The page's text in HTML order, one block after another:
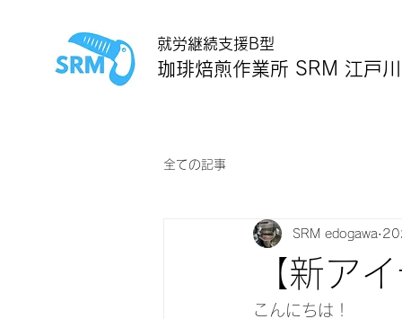
就労継続支援B型
珈琲焙煎作業所 SRM 江戸川
全ての記事
【新ア
SRM edogawa
こんにちは！